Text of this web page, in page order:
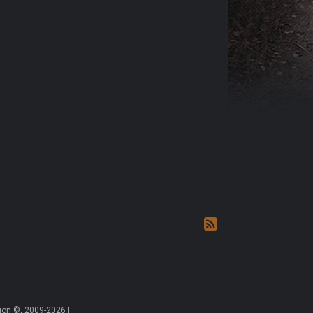
©, 2009-2026 |